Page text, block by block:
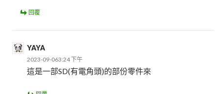
回覆
YAYA
2023-09-063:24 下午
這是一部SD(有電角頭)的部份零件來